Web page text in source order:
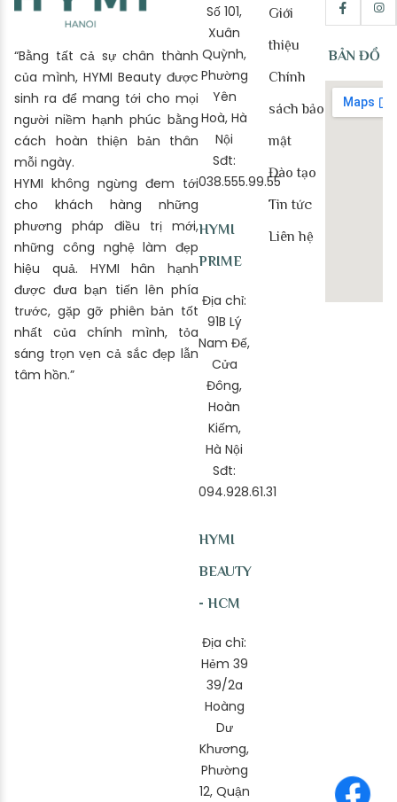
“Bằng tất cả sự chân thành
của mình, HYMI Beauty được
sinh ra để mang tới cho mọi
người niềm hạnh phúc bằng
cách hoàn thiện bản thân
mỗi ngày.
HYMI không ngừng đem tới
cho khách hàng những
phương pháp điều trị mới,
những công nghệ làm đẹp
hiệu quả. HYMI hân hạnh
được đưa bạn tiến lên phía
trước, gặp gỡ phiên bản tốt
nhất của chính mình, tỏa
sáng trọn vẹn cả sắc đẹp lẫn
tâm hồn.”
Số 101,
Xuân
Quỳnh,
Phường
Yên
Hoà, Hà
Nội
Sđt:
038.555.99.55
HYMI
PRIME
Địa chỉ:
91B Lý
Nam Đế,
Cửa
Đông,
Hoàn
Kiếm,
Hà Nội
Sđt:
094.928.61.31
HYMI
BEAUTY
- HCM
Địa chỉ:
Hẻm 39
39/2a
Hoàng
Dư
Khương,
Phường
12, Quận
Giới
thiệu
Chính
sách bảo
mật
Đào tạo
Tin tức
Liên hệ
BẢN ĐỒ